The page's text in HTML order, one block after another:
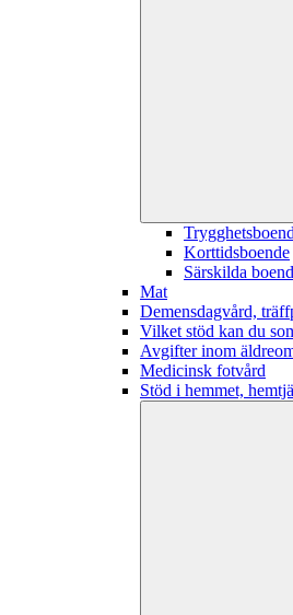
Korttidsboende
Särskilda
Mat
Demensdagvård,
Vilket stöd kan du
Avgifter inom
Medicinsk fotvård
Stöd i hemmet,